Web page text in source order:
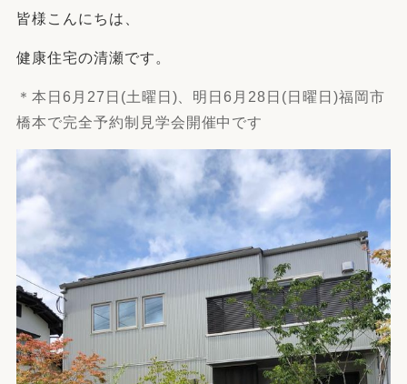
皆様こんにちは、
健康住宅の清瀬です。
＊本日6月27日(土曜日)、明日6月28日(日曜日)福岡市
橋本で完全予約制見学会開催中 です